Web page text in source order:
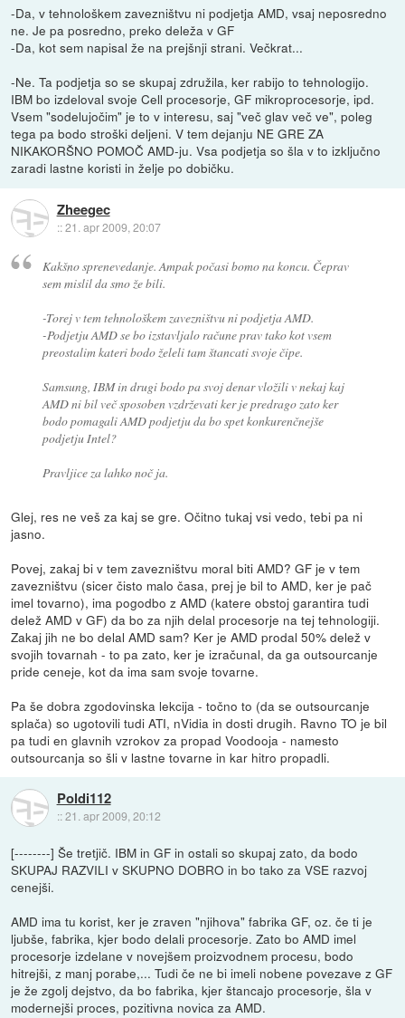
-Da, v tehnološkem zavezništvu ni podjetja AMD, vsaj neposredno
ne. Je pa posredno, preko deleža v GF
-Da, kot sem napisal že na prejšnji strani. Večkrat...
-Ne. Ta podjetja so se skupaj združila, ker rabijo to tehnologijo.
IBM bo izdeloval svoje Cell procesorje, GF mikroprocesorje, ipd.
Vsem "sodelujočim" je to v interesu, saj "več glav več ve", poleg
tega pa bodo stroški deljeni. V tem dejanju NE GRE ZA
NIKAKORŠNO POMOČ AMD-ju. Vsa podjetja so šla v to izključno
zaradi lastne koristi in želje po dobičku.
Zheegec
::21. apr 2009, 20:07
Kakšno sprenevedanje. Ampak počasi bomo na koncu. Čeprav
sem mislil da smo že bili.
-Torej v tem tehnološkem zavezništvu ni podjetja AMD.
-Podjetju AMD se bo izstavljalo račune prav tako kot vsem
preostalim kateri bodo želeli tam štancati svoje čipe.
Samsung, IBM in drugi bodo pa svoj denar vložili v nekaj kaj
AMD ni bil več sposoben vzdrževati ker je predrago zato ker
bodo pomagali AMD podjetju da bo spet konkurenčnejše
podjetju Intel?
Pravljice za lahko noč ja.
Glej, res ne veš za kaj se gre. Očitno tukaj vsi vedo, tebi pa ni
jasno.
Povej, zakaj bi v tem zavezništvu moral biti AMD? GF je v tem
zavezništvu (sicer čisto malo časa, prej je bil to AMD, ker je pač
imel tovarno), ima pogodbo z AMD (katere obstoj garantira tudi
delež AMD v GF) da bo za njih delal procesorje na tej tehnologiji.
Zakaj jih ne bo delal AMD sam? Ker je AMD prodal 50% delež v
svojih tovarnah - to pa zato, ker je izračunal, da ga outsourcanje
pride ceneje, kot da ima sam svoje tovarne.
Pa še dobra zgodovinska lekcija - točno to (da se outsourcanje
splača) so ugotovili tudi ATI, nVidia in dosti drugih. Ravno TO je bil
pa tudi en glavnih vzrokov za propad Voodooja - namesto
outsourcanja so šli v lastne tovarne in kar hitro propadli.
Poldi112
::21. apr 2009, 20:12
[--------] Še tretjič. IBM in GF in ostali so skupaj zato, da bodo
SKUPAJ RAZVILI v SKUPNO DOBRO in bo tako za VSE razvoj
cenejši.
AMD ima tu korist, ker je zraven "njihova" fabrika GF, oz. če ti je
ljubše, fabrika, kjer bodo delali procesorje. Zato bo AMD imel
procesorje izdelane v novejšem proizvodnem procesu, bodo
hitrejši, z manj porabe,... Tudi če ne bi imeli nobene povezave z GF
je že zgolj dejstvo, da bo fabrika, kjer štancajo procesorje, šla v
modernejši proces, pozitivna novica za AMD.